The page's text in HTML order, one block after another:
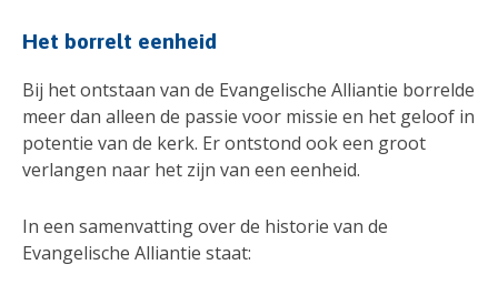
Het borrelt eenheid
Bij het ontstaan van de Evangelische Alliantie borrelde
meer dan alleen de passie voor missie en het geloof in
potentie van de kerk. Er ontstond ook een groot
verlangen naar het zijn van een eenheid.
In een samenvatting over de historie van de
Evangelische Alliantie staat: